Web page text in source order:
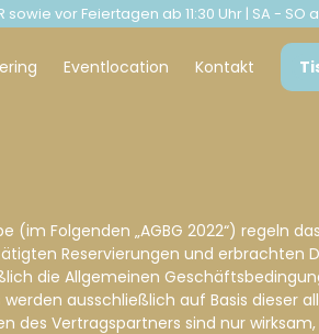
sowie vor Feiertagen ab 11:30 Uhr | SA - SO
Eventlocation Kontakt
(im Folgenden „AGBG 2022“) regeln
Reservierungen und erbrachten
die Allgemeinen
ausschließlich auf Basis
des Vertragspartners sind nur